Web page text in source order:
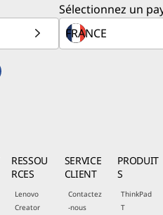
Sélectionnez un
RESSOU
RCES
Lenovo
Creator
SERVICE
CLIENT
Contactez
-nous
PRODUIT
S
ThinkPad
T